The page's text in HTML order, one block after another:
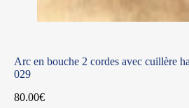
Arc en bouche 2 cordes avec cuillère
029
80.00€